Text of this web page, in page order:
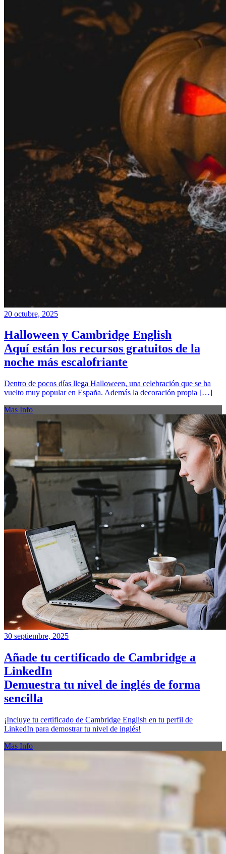
20 octubre, 2025
Halloween y Cambridge English
Aquí están los recursos gratuitos de la
noche más escalofriante
Dentro de pocos días llega Halloween, una celebración que se ha
vuelto muy popular en España. Además la decoración propia […]
Mas Info
30 septiembre, 2025
Añade tu certificado de Cambridge a
LinkedIn
Demuestra tu nivel de inglés de forma
sencilla
¡Incluye tu certificado de Cambridge English en tu perfil de
LinkedIn para demostrar tu nivel de inglés!
Mas Info